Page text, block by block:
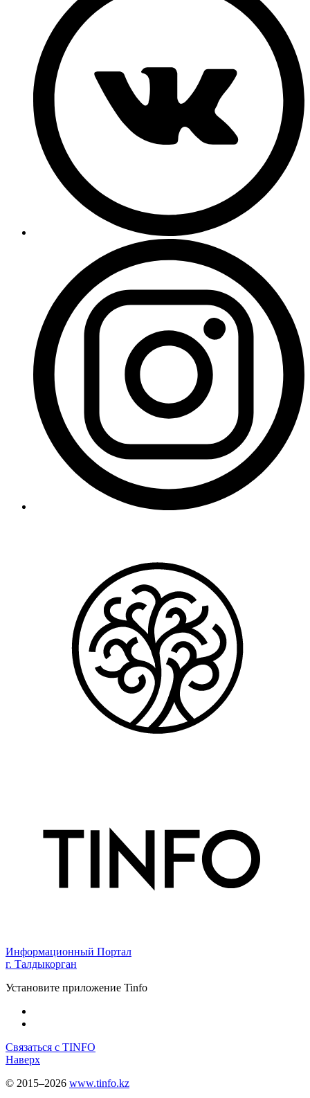
Информационный Портал
г. Талдыкорган
Установите приложение Tinfo
Связаться с TINFO
Наверх
© 2015–2026 www.tinfo.kz